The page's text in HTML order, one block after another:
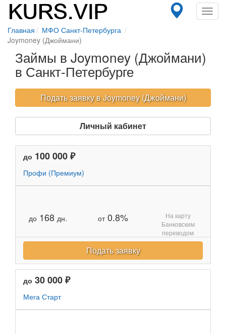
Главная
МФО Санкт-Петербурга
Joymoney (Джоймани)
Займы в Joymoney (Джоймани)
в Санкт-Петербурге
Подать заявку в Joymoney (Джоймани)
Личный кабинет
до 100 000 ₽
Профи (Премиум)
до 168 дн. от0.8%
На карту
Банковским
переводом
Подать заявку
до 30 000 ₽
Мега Старт